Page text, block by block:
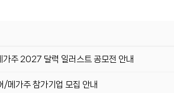
가주 2027 달력 일러스트 공모전 안내
메가주 참가기업 모집 안내